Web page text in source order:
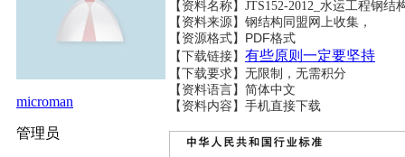
microman
管理员
【资料名称】 JTS152-2012_水运工程钢结
【资料来源】钢结构同盟网上收集，
【资源格式】PDF格式
【下载链接】 有些原则一定要坚持
【下载要求】无限制，无需积分
【资料语言】简体中文
【资料内容】 手机直接下载